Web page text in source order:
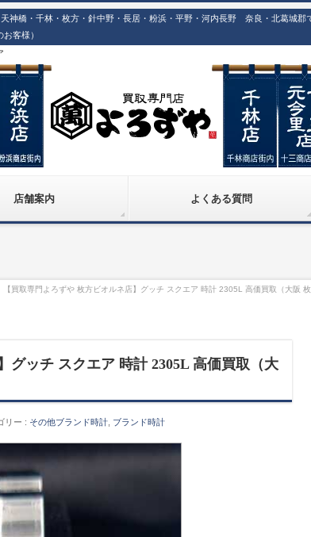
神橋・千林・枚方・針中野・長居・粉浜・平野・河内長野 奈良・北葛城郡
客様）
店舗案内 よくある質問
【買取専門よろずや 枚方ビオルネ店】グッチ スクエア 時計 2305L 高価買取（大阪 枚
グッチ スクエア 時計 2305L 高価買取（大
リー : その他ブランド時計 ブランド時計